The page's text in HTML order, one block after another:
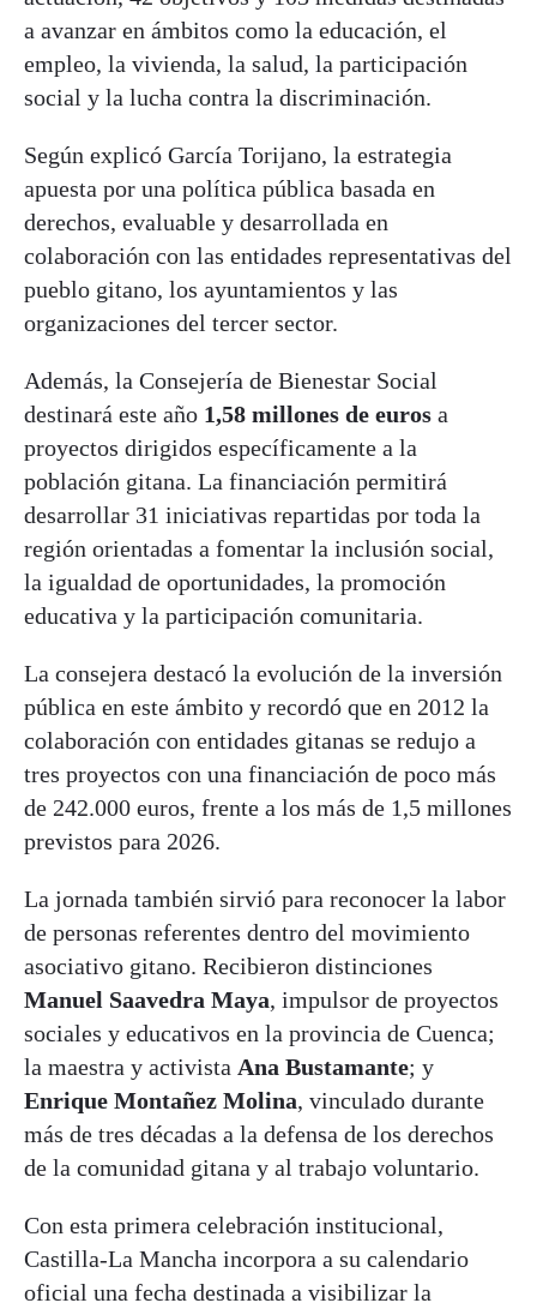
a avanzar en ámbitos como la educación, el
empleo, la vivienda, la salud, la participación
social y la lucha contra la discriminación.
Según explicó García Torijano, la estrategia
apuesta por una política pública basada en
derechos, evaluable y desarrollada en
colaboración con las entidades representativas del
pueblo gitano, los ayuntamientos y las
organizaciones del tercer sector.
Además, la Consejería de Bienestar Social
destinará este año 1,58 millones de euros a
proyectos dirigidos específicamente a la
población gitana. La financiación permitirá
desarrollar 31 iniciativas repartidas por toda la
región orientadas a fomentar la inclusión social,
la igualdad de oportunidades, la promoción
educativa y la participación comunitaria.
La consejera destacó la evolución de la inversión
pública en este ámbito y recordó que en 2012 la
colaboración con entidades gitanas se redujo a
tres proyectos con una financiación de poco más
de 242.000 euros, frente a los más de 1,5 millones
previstos para 2026.
La jornada también sirvió para reconocer la labor
de personas referentes dentro del movimiento
asociativo gitano. Recibieron distinciones
Manuel Saavedra Maya, impulsor de proyectos
sociales y educativos en la provincia de Cuenca;
la maestra y activista Ana Bustamante; y
Enrique Montañez Molina, vinculado durante
más de tres décadas a la defensa de los derechos
de la comunidad gitana y al trabajo voluntario.
Con esta primera celebración institucional,
Castilla-La Mancha incorpora a su calendario
oficial una fecha destinada a visibilizar la